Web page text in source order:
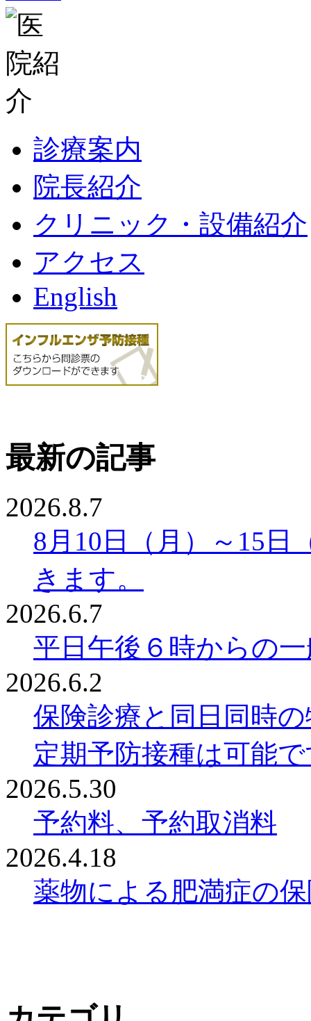
診療案内
院長紹介
クリニック・設備紹介
アクセス
English
最新の記事
2026.8.7
8月10日（月）～15日
きます。
2026.6.7
平日午後６時からの
2026.6.2
保険診療と同日同時
定期予防接種は可能
2026.5.30
予約料、予約取消料
2026.4.18
薬物による肥満症の